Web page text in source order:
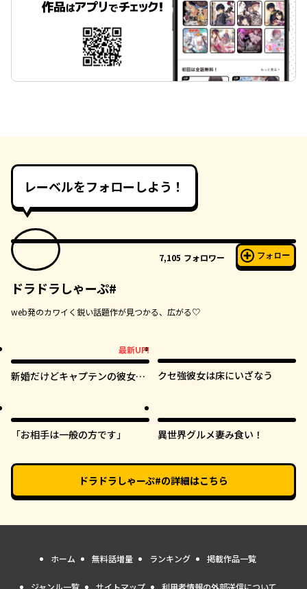
レーベルをフォローしよう！
7,105 フォロワー フォロー
ドラドラしゃーぷ#
web発のカワイく鋭い話題作が見つかる、広がる♡
最新UP!
新婚だけどキャプテンの彼女と
クセ強彼女は床にいざなう
「お相手は一般の方です」 異世界グルメ妻み食い！
ドラドラしゃーぷ#の詳細はこちら
ホーム 無料話増量 ランキング 掲載作品一覧
ジャンル一覧 サイトマップ 利用者情報の外部送信について